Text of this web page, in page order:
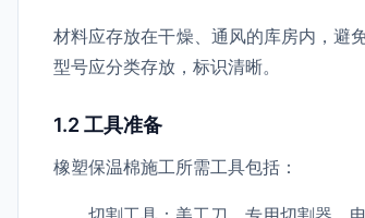
材料应存放在干燥、通风的库房内，避
型号应分类存放，标识清晰。
1.2 工具准备
橡塑保温棉施工所需工具包括：